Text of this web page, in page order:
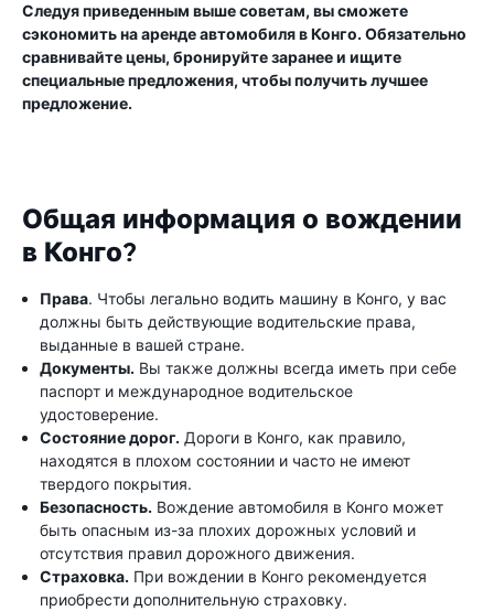
Следуя приведенным выше советам, вы сможете
сэкономить на аренде автомобиля в Конго. Обязательно
сравнивайте цены, бронируйте заранее и ищите
специальные предложения, чтобы получить лучшее
предложение.
Общая информация о вождении
в Конго?
Права. Чтобы легально водить машину в Конго, у вас
должны быть действующие водительские права,
выданные в вашей стране.
Документы. Вы также должны всегда иметь при себе
паспорт и международное водительское
удостоверение.
Состояние дорог. Дороги в Конго, как правило,
находятся в плохом состоянии и часто не имеют
твердого покрытия.
Безопасность. Вождение автомобиля в Конго может
быть опасным из-за плохих дорожных условий и
отсутствия правил дорожного движения.
Страховка. При вождении в Конго рекомендуется
приобрести дополнительную страховку.